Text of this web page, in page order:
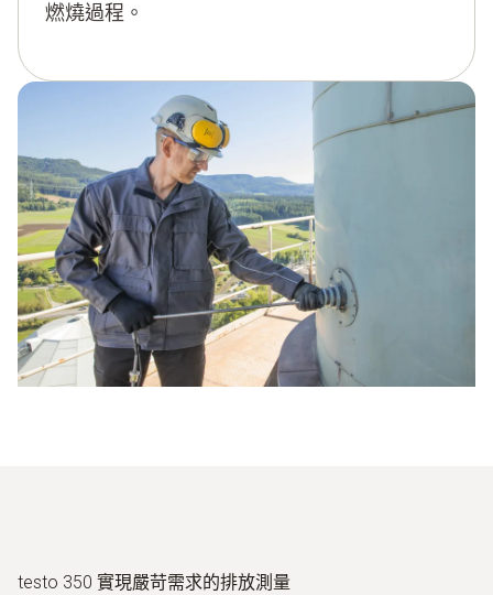
燃燒過程。
testo 350 實現嚴苛需求的排放測量